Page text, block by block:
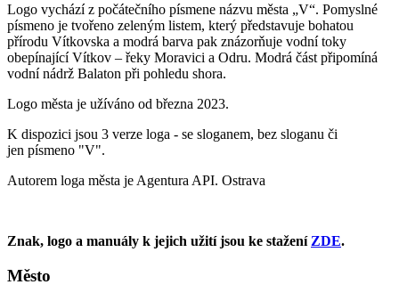
Logo vychází z počátečního písmene názvu města „V“. Pomyslné
písmeno je tvořeno zeleným listem, který představuje bohatou
přírodu Vítkovska a modrá barva pak znázorňuje vodní toky
obepínající Vítkov – řeky Moravici a Odru. Modrá část připomíná
vodní nádrž Balaton při pohledu shora.
Logo města je užíváno od března 2023.
K dispozici jsou 3 verze loga - se sloganem, bez sloganu či
jen písmeno "V".
Autorem loga města je Agentura API. Ostrava
Znak, logo a manuály k jejich užití jsou ke stažení ZDE.
Město